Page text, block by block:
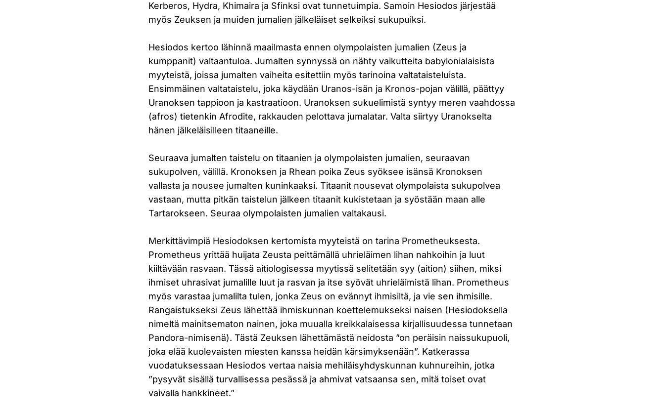
Kerberos, Hydra, Khimaira ja Sfinksi ovat tunnetuimpia. Samoin Hesiodos järjestää
myös Zeuksen ja muiden jumalien jälkeläiset selkeiksi sukupuiksi.
Hesiodos kertoo lähinnä maailmasta ennen olympolaisten jumalien (Zeus ja
kumppanit) valtaantuloa. Jumalten synnyssä on nähty vaikutteita babylonialaisista
myyteistä, joissa jumalten vaiheita esitettiin myös tarinoina valtataisteluista.
Ensimmäinen valtataistelu, joka käydään Uranos-isän ja Kronos-pojan välillä, päättyy
Uranoksen tappioon ja kastraatioon. Uranoksen sukuelimistä syntyy meren vaahdossa
(afros) tietenkin Afrodite, rakkauden pelottava jumalatar. Valta siirtyy Uranokselta
hänen jälkeläisilleen titaaneille.
Seuraava jumalten taistelu on titaanien ja olympolaisten jumalien, seuraavan
sukupolven, välillä. Kronoksen ja Rhean poika Zeus syöksee isänsä Kronoksen
vallasta ja nousee jumalten kuninkaaksi. Titaanit nousevat olympolaista sukupolvea
vastaan, mutta pitkän taistelun jälkeen titaanit kukistetaan ja syöstään maan alle
Tartarokseen. Seuraa olympolaisten jumalien valtakausi.
Merkittävimpiä Hesiodoksen kertomista myyteistä on tarina Prometheuksesta.
Prometheus yrittää huijata Zeusta peittämällä uhrieläimen lihan nahkoihin ja luut
kiiltävään rasvaan. Tässä aitiologisessa myytissä selitetään syy (aition) siihen, miksi
ihmiset uhrasivat jumalille luut ja rasvan ja itse syövät uhrieläimistä lihan. Prometheus
myös varastaa jumalilta tulen, jonka Zeus on evännyt ihmisiltä, ja vie sen ihmisille.
Rangaistukseksi Zeus lähettää ihmiskunnan koettelemukseksi naisen (Hesiodoksella
nimeltä mainitsematon nainen, joka muualla kreikkalaisessa kirjallisuudessa tunnetaan
Pandora-nimisenä). Tästä Zeuksen lähettämästä neidosta ”on peräisin naissukupuoli,
joka elää kuolevaisten miesten kanssa heidän kärsimyksenään”. Katkerassa
vuodatuksessaan Hesiodos vertaa naisia mehiläisyhdyskunnan kuhnureihin, jotka
”pysyvät sisällä turvallisessa pesässä ja ahmivat vatsaansa sen, mitä toiset ovat
vaivalla hankkineet.”